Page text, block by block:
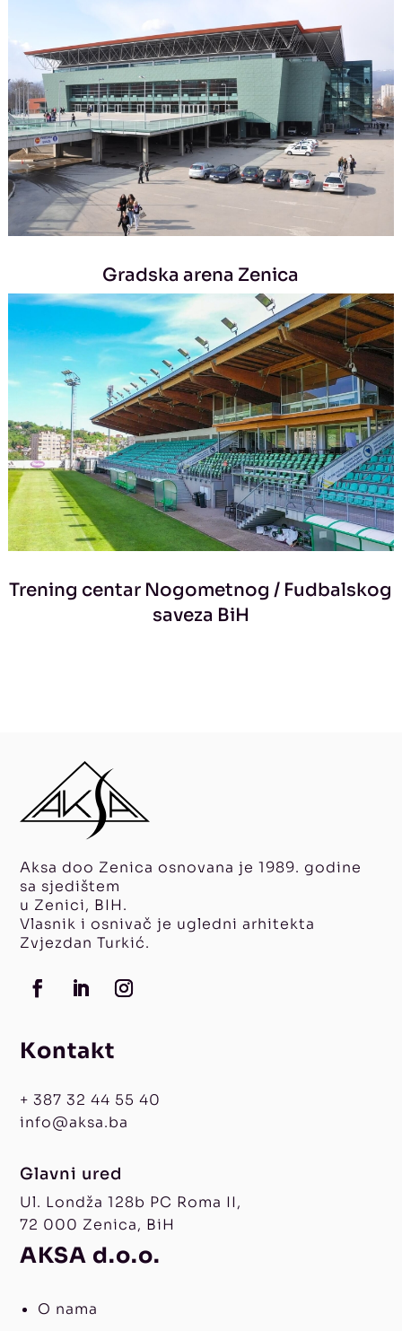
Gradska arena Zenica
Trening centar Nogometnog / Fudbalskog
saveza BiH
Aksa doo Zenica osnovana je 1989. godine
sa sjedištem
u Zenici, BIH.
Vlasnik i osnivač je ugledni arhitekta
Zvjezdan Turkić.
Kontakt
+ 387 32 44 55 40
info@aksa.ba
Glavni ured
Ul. Londža 128b PC Roma II,
72 000 Zenica, BiH
AKSA d.o.o.
O nama